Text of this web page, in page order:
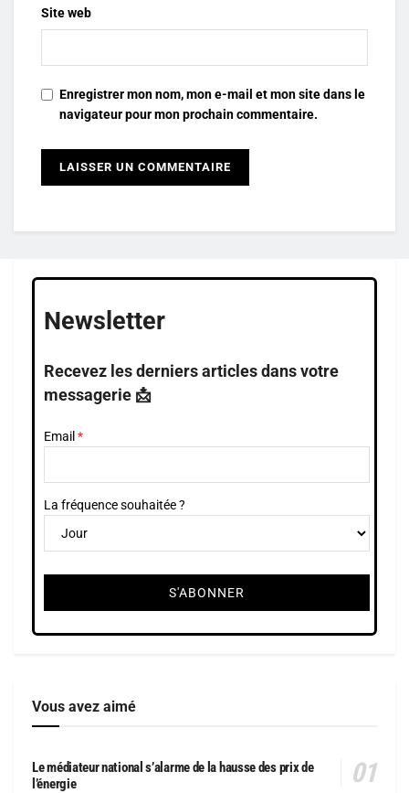
Site web
Enregistrer mon nom, mon e-mail et mon site dans le
navigateur pour mon prochain commentaire.
Newsletter
Recevez les derniers articles dans votre
messagerie 📩
Email
La fréquence souhaitée ?
Vous avez aimé
Le médiateur national s’alarme de la hausse des prix de
l’énergie